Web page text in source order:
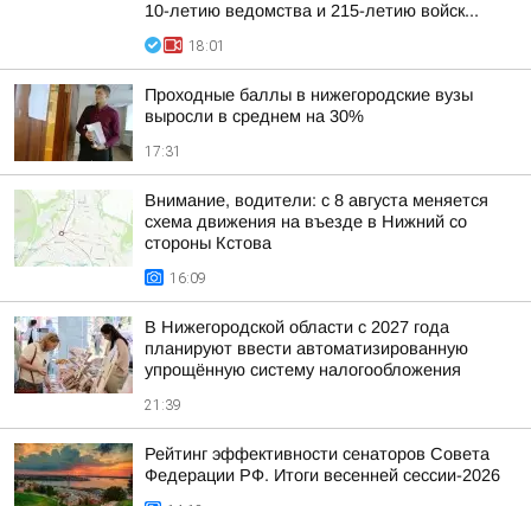
10-летию ведомства и 215-летию войск...
18:01
Проходные баллы в нижегородские вузы
выросли в среднем на 30%
17:31
Внимание, водители: с 8 августа меняется
схема движения на въезде в Нижний со
стороны Кстова
16:09
В Нижегородской области с 2027 года
планируют ввести автоматизированную
упрощённую систему налогообложения
21:39
Рейтинг эффективности сенаторов Совета
Федерации РФ. Итоги весенней сессии-2026